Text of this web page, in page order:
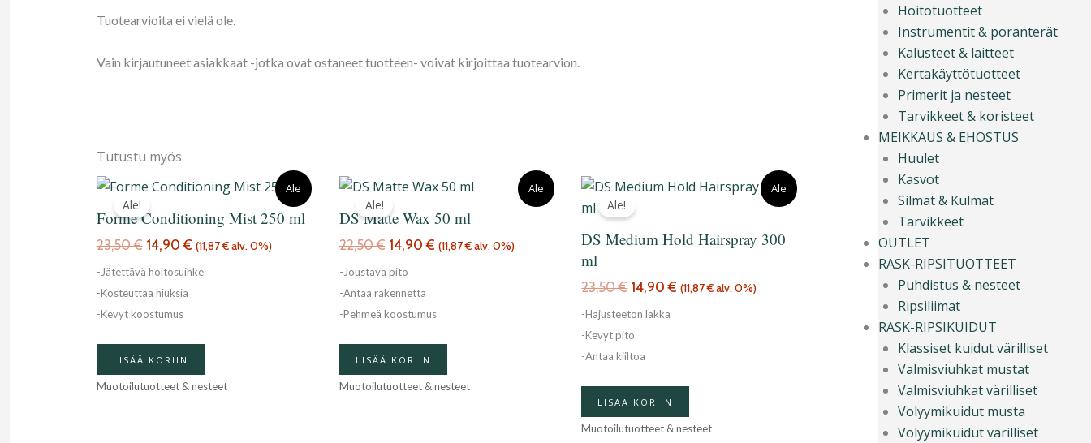
Tuotearvioita ei vielä ole.
Vain kirjautuneet asiakkaat -jotka ovat ostaneet tuotteen- voivat kirjoittaa tuotearvion.
Tutustu myös
Ale
Ale!
Forme Conditioning Mist 250 ml
23,50€
Alkuperäinen
oli:
23,50 €.
14,90€
Nykyinen
on:
14,90 €.
(11,87€alv. 0%)
-Jätettävä hoitosuihke
-Kosteuttaa hiuksia
-Kevyt koostumus
LISÄÄ KORIIN
Muotoilutuotteet & nesteet
Ale
Ale!
DS Matte Wax 50 ml
22,50€
Alkuperäinen
oli:
22,50 €.
14,90€
Nykyinen
on:
14,90 €.
(11,87€alv. 0%)
-Joustava pito
-Antaa rakennetta
-Pehmeä koostumus
LISÄÄ KORIIN
Muotoilutuotteet & nesteet
Ale
Ale!
DS Medium Hold Hairspray 300
ml
23,50€
Alkuperäinen
oli:
23,50 €.
14,90€
Nykyinen
14,90 €.
(11,87€alv. 0%)
-Hajusteeton lakka
-Kevyt pito
-Antaa kiiltoa
LISÄÄ KORIIN
Muotoilutuotteet & nesteet
Hoitotuotteet
Instrumentit & poranterät
Kalusteet & laitteet
Kertakäyttötuotteet
Primerit ja nesteet
Tarvikkeet & koristeet
MEIKKAUS & EHOSTUS
Huulet
Kasvot
Silmät & Kulmat
Tarvikkeet
OUTLET
RASK-RIPSITUOTTEET
Puhdistus & nesteet
Ripsiliimat
RASK-RIPSIKUIDUT
Klassiset kuidut värilliset
Valmisviuhkat mustat
Valmisviuhkat värilliset
Volyymikuidut musta
Volyymikuidut värilliset